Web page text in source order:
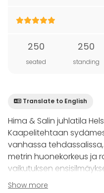
250
seated
250
standing
Translate to English
Hima & Salin juhlatila
Kaapelitehtaan
vanhassa
metrin huonekorkeus ja
vaikutuksen
Yhdessä ravintolamme
Show more